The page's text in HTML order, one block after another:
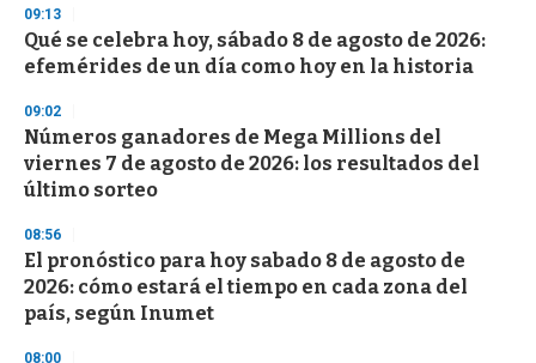
s
e
c
o
d
s
09:13
Qué se celebra hoy, sábado 8 de agosto de 2026:
efemérides de un día como hoy en la historia
09:02
Números ganadores de Mega Millions del
viernes 7 de agosto de 2026: los resultados del
último sorteo
08:56
El pronóstico para hoy sabado 8 de agosto de
2026: cómo estará el tiempo en cada zona del
país, según Inumet
08:00